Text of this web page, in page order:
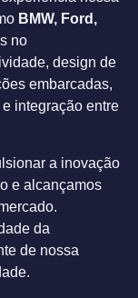
BMW, Ford,
no
design de
embarcadas,
integração entre
a inovação
e alcançamos
da
de nossa